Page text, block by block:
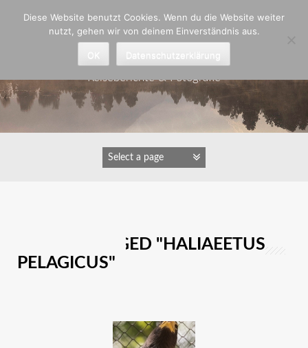
Astrid Padberg
Reiseberichte & Fotografie
IMAGES TAGGED "HALIAEETUS
PELAGICUS"
Diese Website benutzt Cookies. Wenn du die Website weiter
nutzt, gehen wir von deinem Einverständnis aus.